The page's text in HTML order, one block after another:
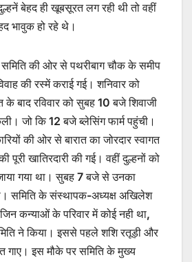
बेहद ही खूबसूरत लग रही थी तो वहीं
भावुक हो रहे थे।
समिति की ओर से पथरीबाग चौक के समीप
की रस्में कराई गई। शनिवार को
बाद रविवार को सुबह 10 बजे शिवाजी
जो कि 12 बजे ब्लेसिंग फार्म पहुंची।
की ओर से बारात का जोरदार स्वागत
पूरी खातिरदारी की गई। वहीं दुल्हनों को
गया था। सुबह 7 बजे से उनका
समिति के संस्थापक-अध्यक्ष अखिलेश
कन्याओं के परिवार में कोई नही था,
ने किया। इससे पहले शशि रतूड़ी और
गाए। इस मौके पर समिति के मुख्य